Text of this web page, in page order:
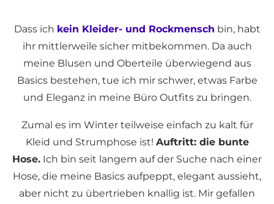
Dass ich kein Kleider- und Rockmensch bin, habt
ihr mittlerweile sicher mitbekommen. Da auch
meine Blusen und Oberteile überwiegend aus
Basics bestehen, tue ich mir schwer, etwas Farbe
und Eleganz in meine Büro Outfits zu bringen.
Zumal es im Winter teilweise einfach zu kalt für
Kleid und Strumphose ist! Auftritt: die bunte
Hose. Ich bin seit langem auf der Suche nach einer
Hose, die meine Basics aufpeppt, elegant aussieht,
aber nicht zu übertrieben knallig ist. Mir gefallen